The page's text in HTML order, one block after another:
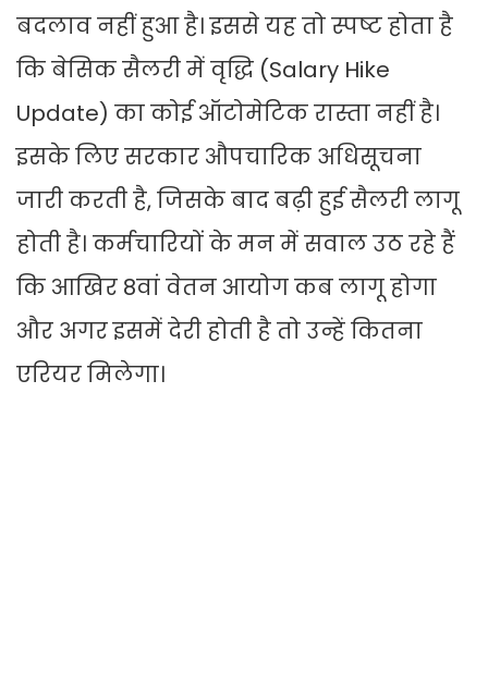
बदलाव नहीं हुआ है। इससे यह तो स्पष्ट होता है
कि बेसिक सैलरी में वृद्धि (Salary Hike
Update) का कोई ऑटोमेटिक रास्ता नहीं है।
इसके लिए सरकार औपचारिक अधिसूचना
जारी करती है, जिसके बाद बढ़ी हुई सैलरी लागू
होती है। कर्मचारियों के मन में सवाल उठ रहे हैं
कि आखिर 8वां वेतन आयोग कब लागू होगा
और अगर इसमें देरी होती है तो उन्हें कितना
एरियर मिलेगा।